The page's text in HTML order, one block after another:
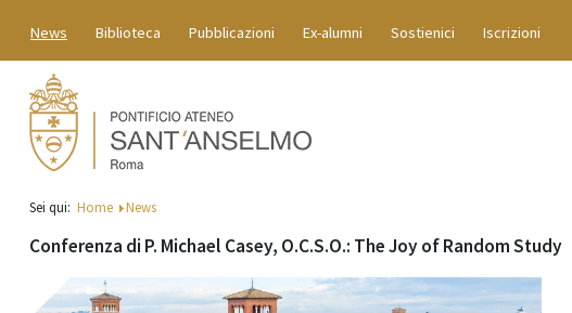
News Biblioteca Pubblicazioni Ex-alumni Sostienici Iscrizioni
Sei qui: Home News
Conferenza di P. Michael Casey, O.C.S.O.: The Joy of Random Study